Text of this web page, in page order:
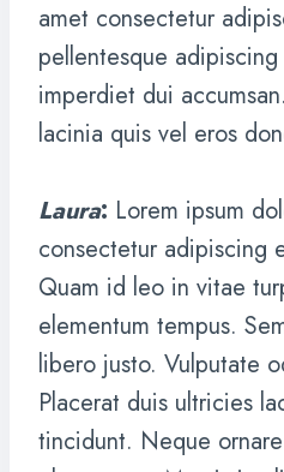
amet consectetur
pellentesque
imperdiet dui
lacinia quis vel eros
Laura: Lorem ipsum
consectetur adipiscing
Quam id leo in vitae
elementum tempus.
libero justo. Vulputate
Placerat duis ultricies
tincidunt. Neque